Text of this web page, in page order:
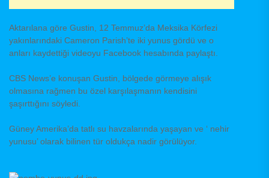
Aktarılana göre Gustin, 12 Temmuz’da Meksika Körfezi
yakınlarındaki Cameron Parish’te iki yunus gördü ve o
anları kaydettiği videoyu Facebook hesabında paylaştı.
CBS News’e konuşan Gustin, bölgede görmeye alışık
olmasına rağmen bu özel karşılaşmanın kendisini
şaşırttığını söyledi.
Güney Amerika’da tatlı su havzalarında yaşayan ve ‘ nehir
yunusu’ olarak bilinen tür oldukça nadir görülüyor.